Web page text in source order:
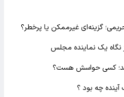
گزینه‌ای غیرممکن یا پرخطر؟
نگاه یک نماینده مجلس
آینده چه بود ؟